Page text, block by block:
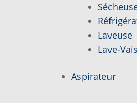
Laveuse
Lave-
Aspirateur